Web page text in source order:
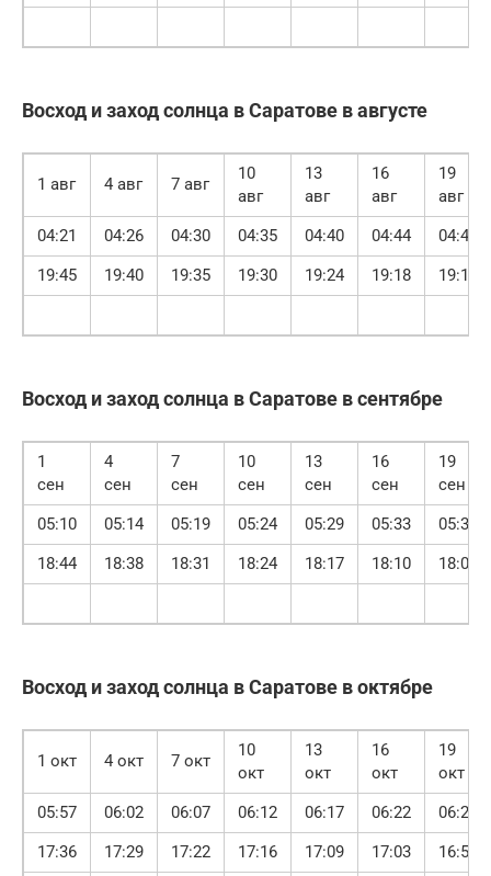
Восход и заход солнца в Саратове в августе
1 авг 4 авг 7 авг
10
авг
13
авг
16
авг
19
авг
04:21
04:26 04:30 04:35 04:40 04:44
04:49
19:45
19:40 19:35 19:30 19:24 19:18 19:12
Восход и заход солнца в Саратове в сентябре
1
сен
4
сен
7
сен
10
сен
13
сен
16
сен
19
сен
05:10
05:14 05:19 05:24 05:29 05:33
05:38
18:44
18:38 18:31 18:24 18:17 18:10 18:03
Восход и заход солнца в Саратове в октябре
1 окт 4 окт 7 окт
10
окт
13
окт
16
окт
19
окт
05:57
06:02 06:07 06:12 06:17 06:22
06:27
17:36
17:29 17:22 17:16 17:09 17:03 16:56